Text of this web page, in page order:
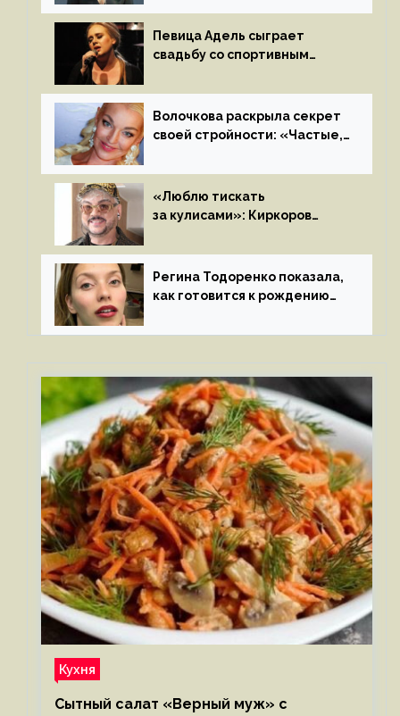
на камеру
Певица Адель сыграет
свадьбу со спортивным
летом
Волочкова раскрыла секрет
своей стройности: «Частые,
«Люблю тискать
за кулисами»: Киркоров
к молодой особе
Регина Тодоренко показала,
как готовится к рождению
Кухня
Сытный салат «Верный муж» с